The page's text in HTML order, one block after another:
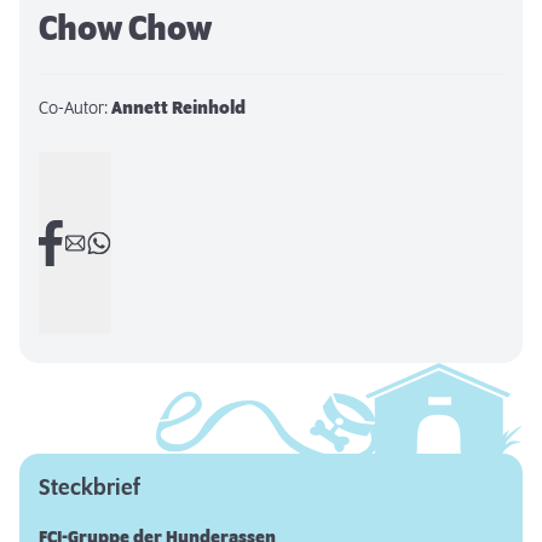
Chow Chow
Co-Autor:Annett Reinhold
Steckbrief